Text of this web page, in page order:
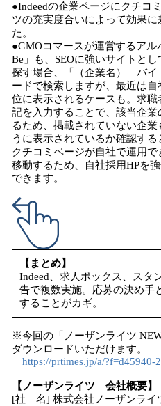
●Indeedの企業ページにクチコ
ツの充実度合いによって効果
た。
●GMOコマースが運営するア
Be」も、SEOに強いサイトと
探す場合、「（企業名） バ
ードで検索しますが、最近は自
位に表示されるケースも。求
記を入力することで、該当企
るため、掲載されていない企
うに表示されているか確認する
クチコミページが自社で運用
移動するため、自社採用HPを
できます。
【まとめ】
Indeed、求人ボックス、スタ
告で複数実施。応募の決め手
することがカギ。
※今回の「ノーザンライツ
ダウンロードいただけます。
https://prtimes.jp/a/?f=d45940-
【ノーザンライツ 会社概要】
[社 名] 株式会社ノーザンラ